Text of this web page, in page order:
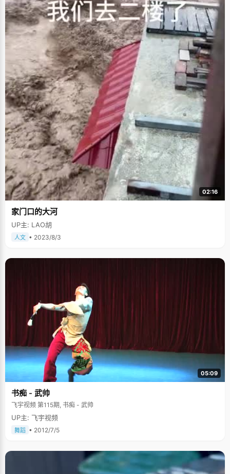
02:16
家门口的大河
UP主: LAO胡
人文 • 2023/8/3
05:09
书痴 - 武帅
飞宇视频 第115期, 书痴 - 武帅
UP主: 飞宇视频
舞蹈 • 2012/7/5